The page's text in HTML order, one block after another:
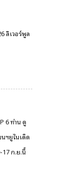
ลิเวอร์พูล
6 ท่าน ดู
ฯยูไนเต็ด
ก.ย.นี้